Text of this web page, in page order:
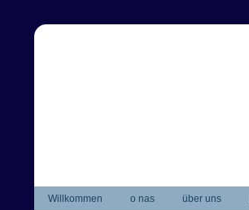
Willkommen o nas über uns